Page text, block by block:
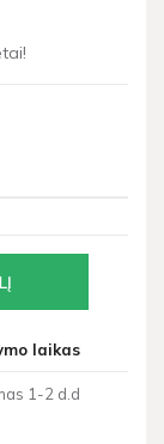
laikas
1-2 d.d